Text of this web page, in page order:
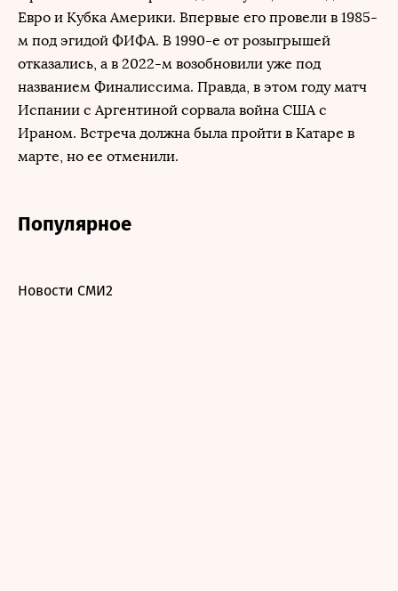
Евро и Кубка Америки. Впервые его провели в 1985-
м под эгидой ФИФА. В 1990-е от розыгрышей
отказались, а в 2022-м возобновили уже под
названием Финалиссима. Правда, в этом году матч
Испании с Аргентиной сорвала война США с
Ираном. Встреча должна была пройти в Катаре в
марте, но ее отменили.
Популярное
Новости СМИ2